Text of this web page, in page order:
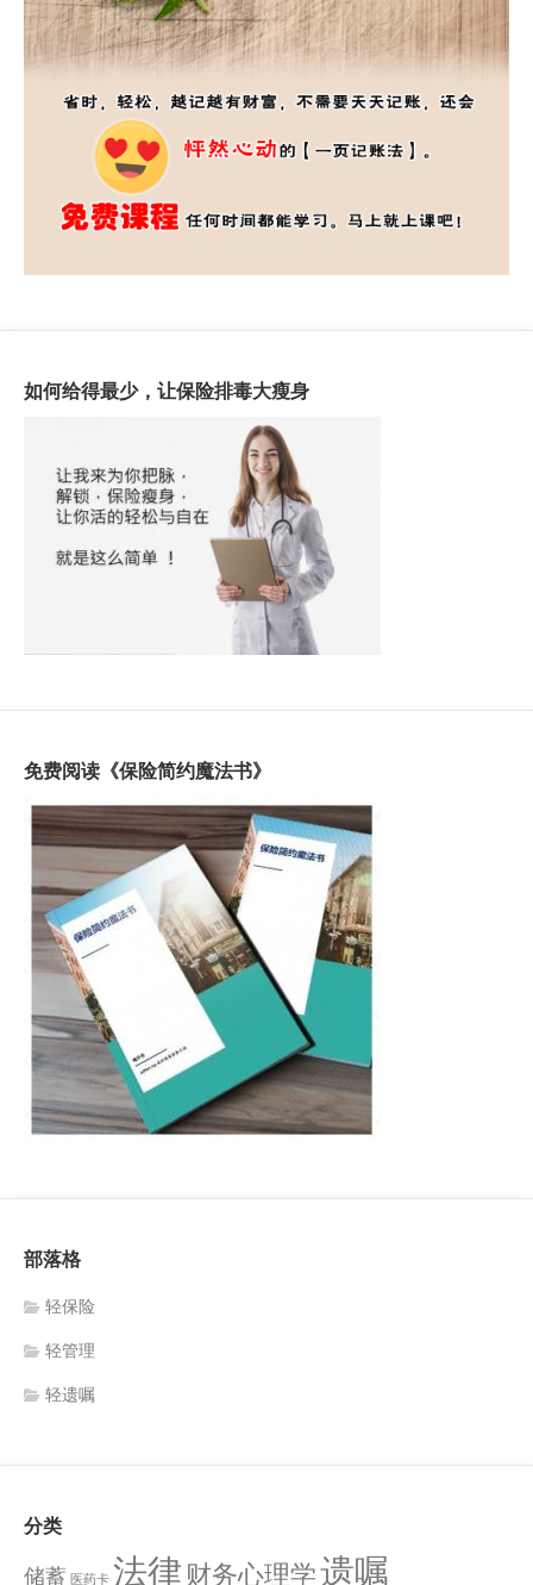
如何给得最少，让保险排毒大瘦身
免费阅读《保险简约魔法书》
部落格
轻保险
轻管理
轻遗嘱
分类
储蓄 医药卡 法律 财务心理学遗嘱